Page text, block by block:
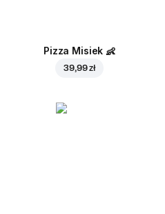
Pizza Misiek 👶
39,99 zł